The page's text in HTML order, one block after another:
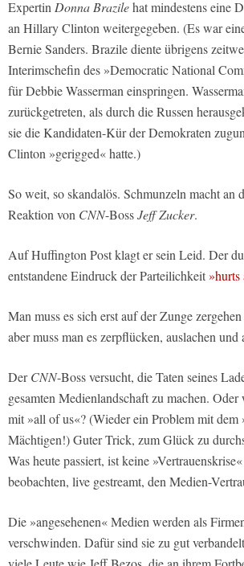
Expertin Donna Brazilehat mindestens eine
an Hillary Clinton weitergegeben. (Es war
Bernie Sanders. Brazile diente übrigens
Interimschefin des »Democratic National
für Debbie Wasserman einspringen.
zurückgetreten, als durch die Russen
sie die Kandidaten-Kür der Demokraten
Clinton »gerigged« hatte.)
So weit, so skandalös. Schmunzeln macht an
Reaktion von CNN-BossJeff Zucker.
Auf Huffington Post klagt er sein Leid. Der
entstandene Eindruck der Parteilichkeit»hurts
Man muss es sich erst auf der Zunge
aber muss man es zerpflücken, auslachen und
DerCNN-Boss versucht, die Taten seines
gesamten Medienlandschaft zu machen. Oder
mit »all of us«? (Wieder ein Problem mit dem
Mächtigen!) Guter Trick, zum Glück zu
Was heute passiert, ist keine
beobachten, live gestreamt, den Medien-
Die »angesehenen« Medien werden als
verschwinden. Dafür sind sie zu gut